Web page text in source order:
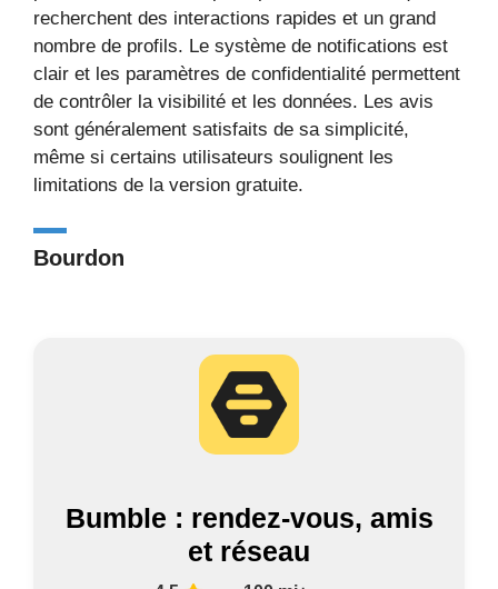
recherchent des interactions rapides et un grand
nombre de profils. Le système de notifications est
clair et les paramètres de confidentialité permettent
de contrôler la visibilité et les données. Les avis
sont généralement satisfaits de sa simplicité,
même si certains utilisateurs soulignent les
limitations de la version gratuite.
Bourdon
Bumble : rendez-vous, amis
et réseau